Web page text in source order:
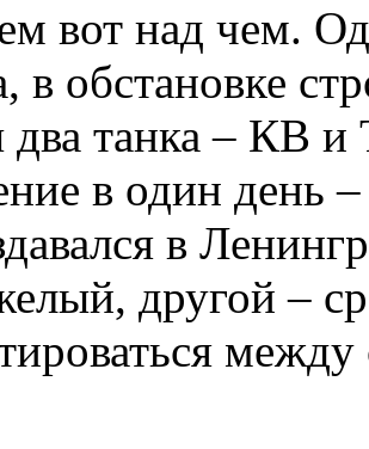
вот над чем.
в обстановке
два танка – КВ
в один день
в
другой –